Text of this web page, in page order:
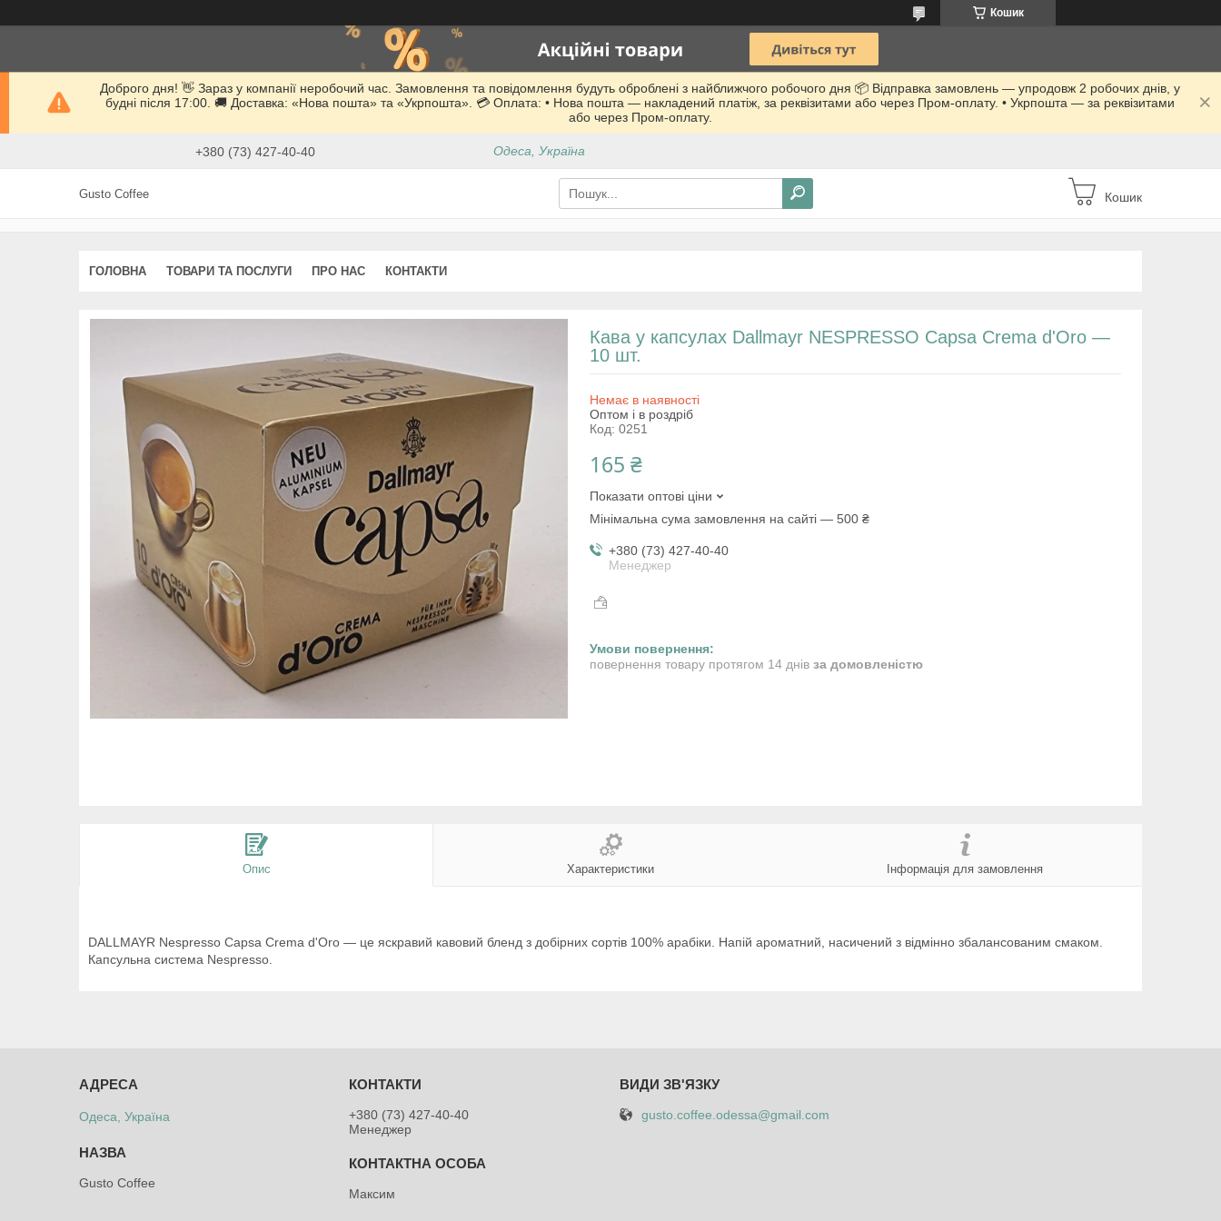
Кошик
Доброго дня! 👋 Зараз у компанії неробочий час. Замовлення та повідомлення будуть оброблені з найближчого робочого дня 📦 Відправка замовлень — упродовж 2 робочих днів, у
будні після 17:00. 🚚 Доставка: «Нова пошта» та «Укрпошта». 💳 Оплата: • Нова пошта — накладений платіж, за реквізитами або через Пром-оплату. • Укрпошта — за реквізитами
або через Пром-оплату.
+380 (73) 427-40-40 Одеса, Україна
Gusto Coffee Кошик
ГОЛОВНА ТОВАРИ ТА ПОСЛУГИ ПРО НАС КОНТАКТИ
Кава у капсулах Dallmayr NESPRESSO Capsa Crema d'Oro —
10 шт.
Немає в наявності
Оптом і в роздріб
Код: 0251
165 ₴
Показати оптові ціни
Мінімальна сума замовлення на сайті — 500 ₴
+380 (73) 427-40-40
Менеджер
повернення товару протягом 14 днів за домовленістю
Опис Характеристики Інформація для замовлення
DALLMAYR Nespresso Capsa Crema d'Oro — це яскравий кавовий бленд з добірних сортів 100% арабіки. Напій ароматний, насичений з відмінно збалансованим смаком.
Капсульна система Nespresso.
Одеса, Україна
Gusto Coffee
+380 (73) 427-40-40
Менеджер
Максим
gusto.coffee.odessa@gmail.com